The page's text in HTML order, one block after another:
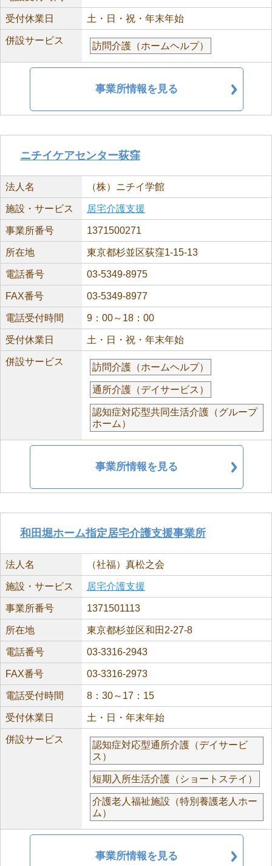
受付休業日 土・日・祝・年末年始
併設サービス
訪問介護（ホームヘルプ）
事業所情報を見る
ニチイケアセンター荻窪
法人名 （株）ニチイ学館
施設・サービス 居宅介護支援
事業所番号 1371500271
所在地 東京都杉並区荻窪1-15-13
電話番号 03-5349-8975
FAX番号 03-5349-8977
電話受付時間 9：00～18：00
受付休業日 土・日・祝・年末年始
併設サービス
訪問介護（ホームヘルプ）
通所介護（デイサービス）
認知症対応型共同生活介護（グループ
ホーム）
事業所情報を見る
和田堀ホーム指定居宅介護支援事業所
法人名 （社福）真松之会
施設・サービス 居宅介護支援
事業所番号 1371501113
所在地 東京都杉並区和田2-27-8
電話番号 03-3316-2943
FAX番号 03-3316-2973
電話受付時間 8：30～17：15
受付休業日 土・日・年末年始
併設サービス
認知症対応型通所介護（デイサービ
ス）
短期入所生活介護（ショートステイ）
介護老人福祉施設（特別養護老人ホー
ム）
事業所情報を見る